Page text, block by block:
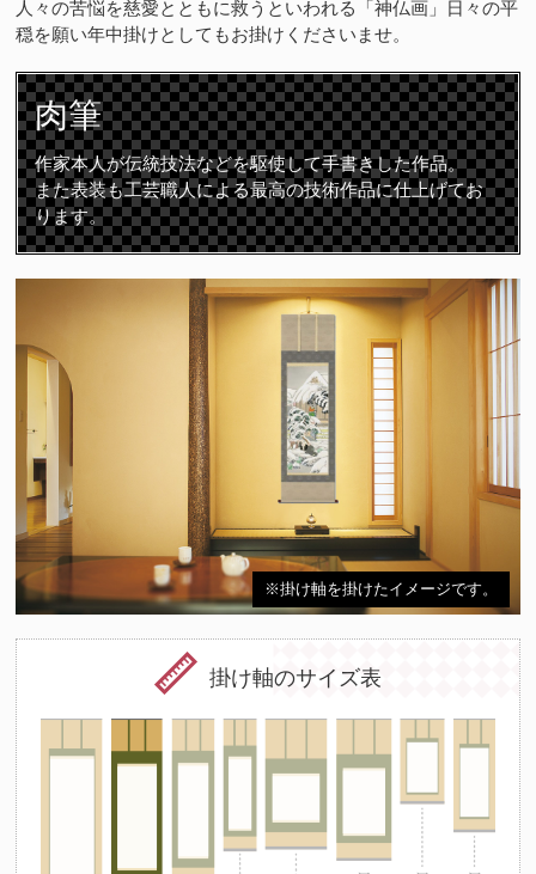
人々の苦悩を慈愛とともに救うといわれる「神仏画」日々の平
穏を願い年中掛けとしてもお掛けくださいませ。
肉筆
作家本人が伝統技法などを駆使して手書きした作品。
また表装も工芸職人による最高の技術作品に仕上げてお
ります。
※掛け軸を掛けたイメージです。
掛け軸のサイズ表